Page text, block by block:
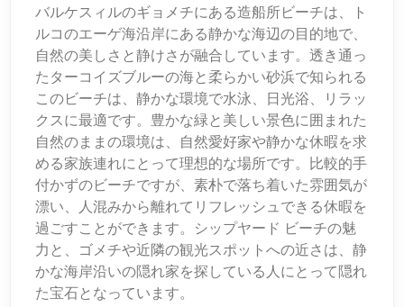
バルケスィルのギョメチにある造船所ビーチは、ト
ルコのエーゲ海沿岸にある静かな海辺の目的地で、
自然の美しさと静けさが融合しています。透き通っ
たターコイズブルーの海と柔らかい砂浜で知られる
このビーチは、静かな環境で水泳、日光浴、リラッ
クスに最適です。豊かな緑と美しい景色に囲まれた
自然のままの環境は、自然愛好家や静かな休暇を求
める家族連れにとって理想的な場所です。比較的手
付かずのビーチですが、素朴で落ち着いた雰囲気が
漂い、人混みから離れてリフレッシュできる休暇を
過ごすことができます。シップヤード ビーチの魅
力と、ゴメチや近隣の観光スポットへの近さは、静
かな海岸沿いの隠れ家を探している人にとって隠れ
た宝石となっています。